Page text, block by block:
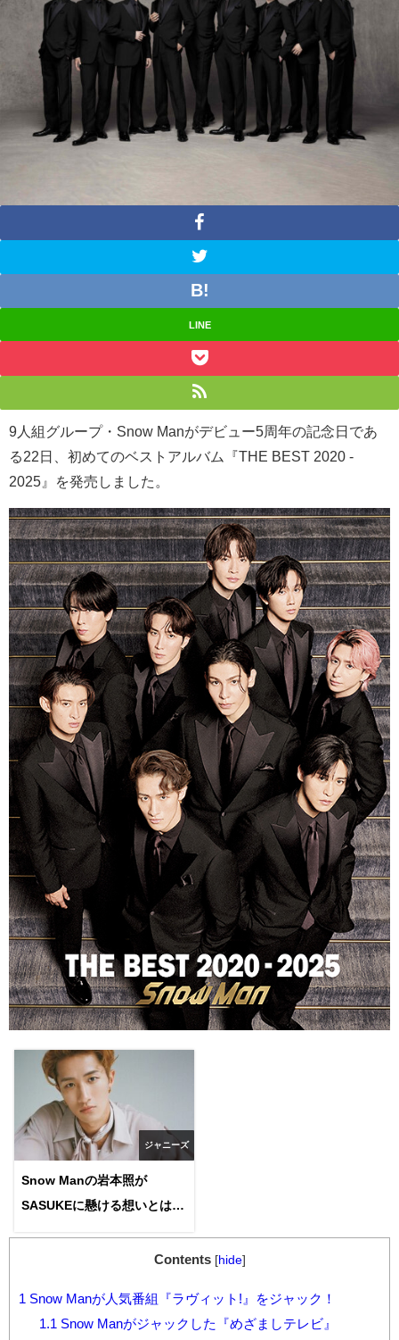
LINE
9人組グループ・ Snow Manがデビュー5周年の記念日であ
る22日、初めてのベストアルバム『THE BEST 2020 -
2025』を発売しました。
ジャニーズ
Snow Manの岩本照が
SASUKEに懸ける想いとは？
Contents [hide]
1 Snow Manが人気番組『ラヴィット!』をジャック！
1.1 Snow Manがジャックした『めざましテレビ』